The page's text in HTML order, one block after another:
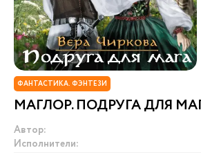
ФАНТАСТИКА. ФЭНТЕЗИ
МАГЛОР. ПОДРУГА ДЛЯ
Автор:
Исполнители: